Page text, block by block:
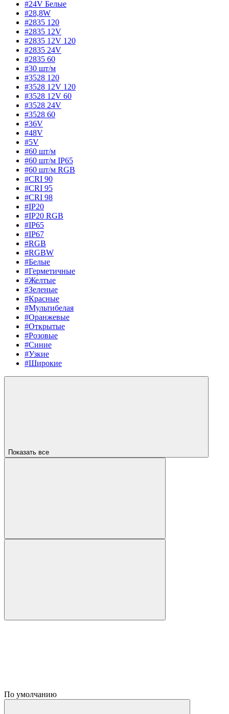
#24V Белые
#28,8W
#2835 120
#2835 12V
#2835 12V 120
#2835 24V
#2835 60
#30 шт/м
#3528 120
#3528 12V 120
#3528 12V 60
#3528 24V
#3528 60
#36V
#48V
#5V
#60 шт/м
#60 шт/м IP65
#60 шт/м RGB
#CRI 90
#CRI 95
#CRI 98
#IP20
#IP20 RGB
#IP65
#IP67
#RGB
#RGBW
#Белые
#Герметичные
#Желтые
#Зеленые
#Красные
#Мультибелая
#Оранжевые
#Открытые
#Розовые
#Синие
#Узкие
#Широкие
Показать все
По умолчанию